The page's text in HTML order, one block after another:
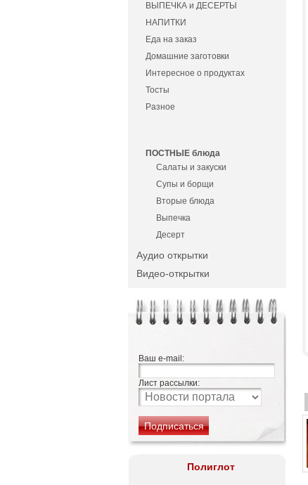
ВЫПЕЧКА и ДЕСЕРТЫ
НАПИТКИ
Еда на заказ
Домашние заготовки
Интересное о продуктах
Тосты
Разное
ПОСТНЫЕ блюда
Салаты и закуски
Супы и борщи
Вторые блюда
Выпечка
Десерт
Аудио открытки
Видео-открытки
Ваш e-mail:
Лист рассылки:
Полиглот